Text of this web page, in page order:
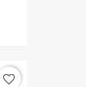
favorite_border